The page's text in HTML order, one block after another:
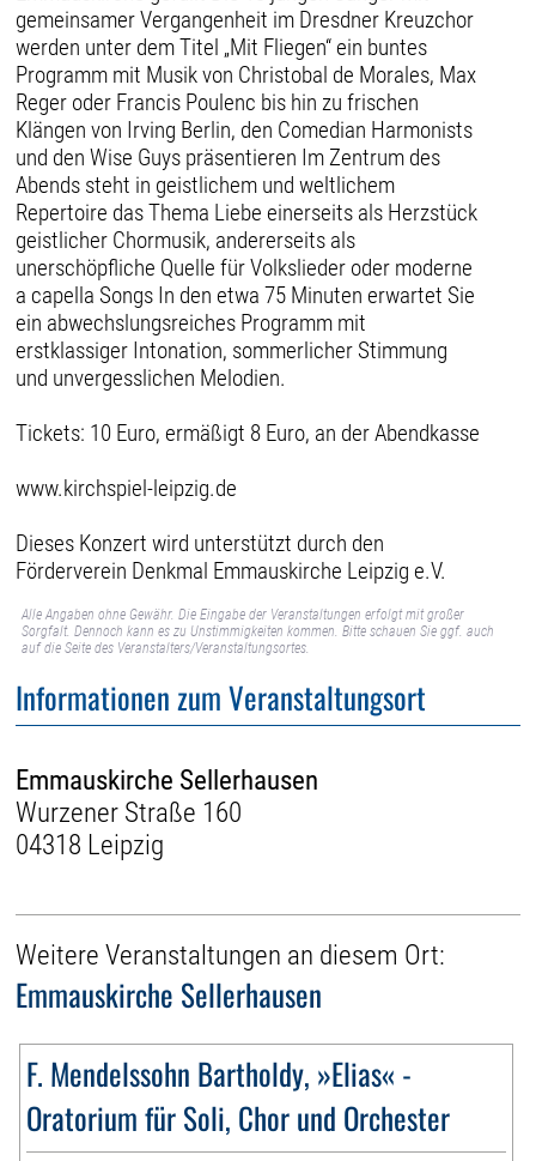
gemeinsamer Vergangenheit im Dresdner Kreuzchor
werden unter dem Titel „Mit Fliegen“ ein buntes
Programm mit Musik von Christobal de Morales, Max
Reger oder Francis Poulenc bis hin zu frischen
Klängen von Irving Berlin, den Comedian Harmonists
und den Wise Guys präsentieren Im Zentrum des
Abends steht in geistlichem und weltlichem
Repertoire das Thema Liebe einerseits als Herzstück
geistlicher Chormusik, andererseits als
unerschöpfliche Quelle für Volkslieder oder moderne
a capella Songs In den etwa 75 Minuten erwartet Sie
ein abwechslungsreiches Programm mit
erstklassiger Intonation, sommerlicher Stimmung
und unvergesslichen Melodien.
Tickets: 10 Euro, ermäßigt 8 Euro, an der Abendkasse
www.kirchspiel-leipzig.de
Dieses Konzert wird unterstützt durch den
Förderverein Denkmal Emmauskirche Leipzig e.V.
Alle Angaben ohne Gewähr. Die Eingabe der Veranstaltungen erfolgt mit großer
Sorgfalt. Dennoch kann es zu Unstimmigkeiten kommen. Bitte schauen Sie ggf. auch
auf die Seite des Veranstalters/Veranstaltungsortes.
Informationen zum Veranstaltungsort
Emmauskirche Sellerhausen
Wurzener Straße 160
04318 Leipzig
Weitere Veranstaltungen an diesem Ort:
Emmauskirche Sellerhausen
F. Mendelssohn Bartholdy, »Elias« -
Oratorium für Soli, Chor und Orchester